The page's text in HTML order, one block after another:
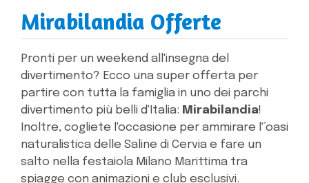
Mirabilandia Offerte
Pronti per un weekend all'insegna del
divertimento? Ecco una super offerta per
partire con tutta la famiglia in uno dei parchi
divertimento più belli d'Italia: Mirabilandia!
Inoltre, cogliete l'occasione per ammirare l'’oasi
naturalistica delle Saline di Cervia e fare un
salto nella festaiola Milano Marittima tra
spiagge con animazioni e club esclusivi.